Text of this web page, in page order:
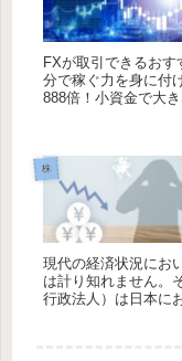
FXが取引できるおすすめ口座 トレードス
分で稼ぐ力を身に付
888倍！小資金で大
株
現代の経済状況にお
は計り知れません。
行政法人）は日本に